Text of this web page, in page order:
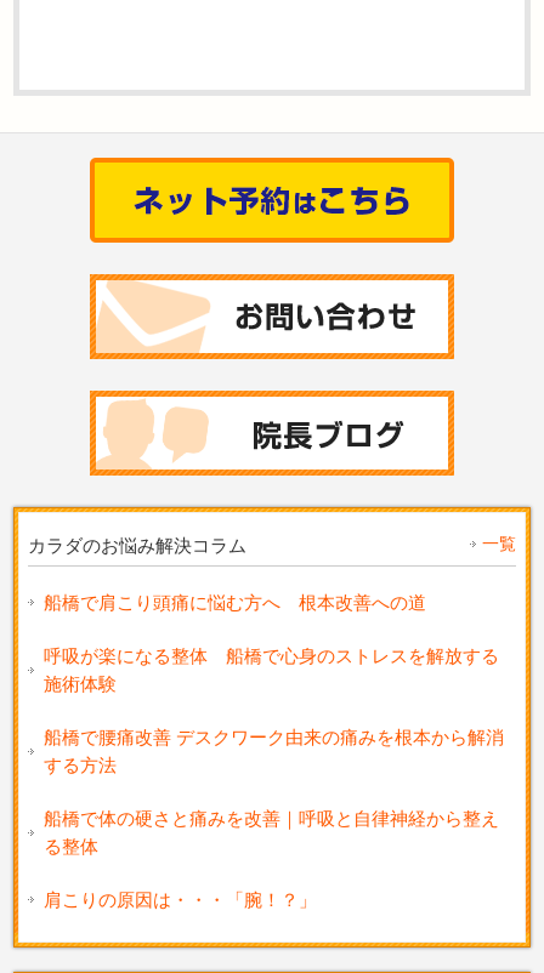
カラダのお悩み解決コラム 一覧
船橋で肩こり頭痛に悩む方へ 根本改善への道
呼吸が楽になる整体 船橋で心身のストレスを解放する
施術体験
船橋で腰痛改善 デスクワーク由来の痛みを根本から解消
する方法
船橋で体の硬さと痛みを改善｜呼吸と自律神経から整え
る整体
肩こりの原因は・・・「腕！？」